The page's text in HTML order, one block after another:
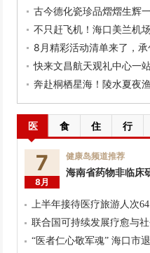
古今德化瓷珍品熠熠生辉
不只赶飞机！海口美兰机
8月精彩活动清单来了，
快来文昌航天观礼中心一
奔赴桐栖星海！陵水夏夜
医 食 住 行
7
8月
健康岛频道推荐
海南省药物非临床
上半年接待医疗旅游人次
联合国可持续发展疗愈与
“医者仁心敬军魂” 海口市